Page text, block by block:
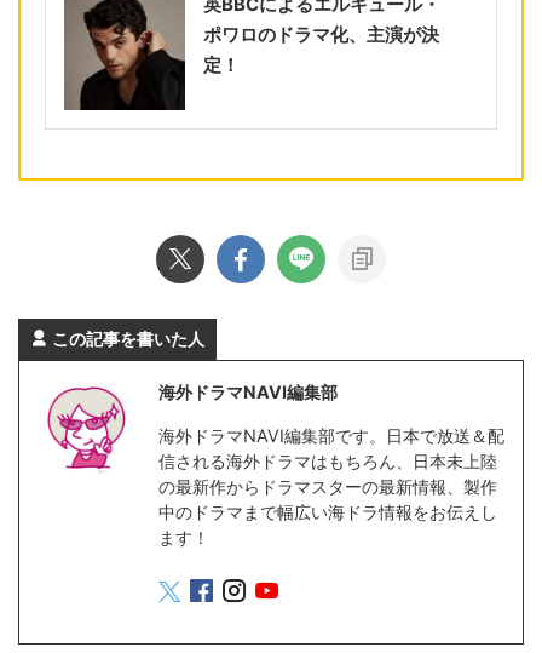
英BBCによるエルキュール・
ポワロのドラマ化、主演が決
定！
この記事を書いた人
海外ドラマNAVI編集部
海外ドラマNAVI編集部です。日本で放送＆配
信される海外ドラマはもちろん、日本未上陸
の最新作からドラマスターの最新情報、製作
中のドラマまで幅広い海ドラ情報をお伝えし
ます！